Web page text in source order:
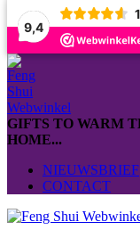
9,4
GIFTS TO WARM
HOME...
NIEUWSBRIEF
CONTACT